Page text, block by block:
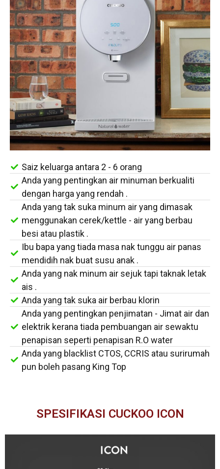
Saiz keluarga antara 2 - 6 orang
Anda yang pentingkan air minuman berkualiti
dengan harga yang rendah .
Anda yang tak suka minum air yang dimasak
menggunakan cerek/kettle - air yang berbau
besi atau plastik .
Ibu bapa yang tiada masa nak tunggu air panas
mendidih nak buat susu anak .
Anda yang nak minum air sejuk tapi taknak letak
ais .
Anda yang tak suka air berbau klorin
Anda yang pentingkan penjimatan - Jimat air dan
elektrik kerana tiada pembuangan air sewaktu
penapisan seperti penapisan R.O water
Anda yang blacklist CTOS, CCRIS atau surirumah
pun boleh pasang King Top
SPESIFIKASI CUCKOO ICON